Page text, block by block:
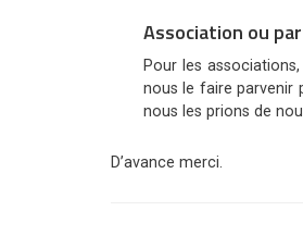
Association ou
Pour les
nous le faire parvenir
nous les prions de
D’avance merci.